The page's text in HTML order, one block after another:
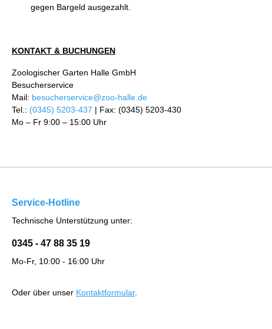
gegen Bargeld ausgezahlt.
KONTAKT & BUCHUNGEN
Zoologischer Garten Halle GmbH
Besucherservice
Mail: besucherservice@zoo-halle.de
Tel.: (0345) 5203-437 | Fax: (0345) 5203-430
Mo – Fr 9:00 – 15:00 Uhr
Service-Hotline
Technische Unterstützung unter:
0345 - 47 88 35 19
Mo-Fr, 10:00 - 16:00 Uhr
Oder über unser Kontaktformular.